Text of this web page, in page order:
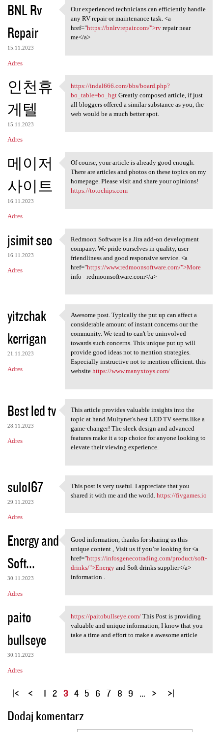
BNL Rv
Repair
15.11.2023
Adres
Our experienced technicians
Our experienced technicians can efficiently handle
any RV repair or maintenance task. <a
href="https://bnlrvrepair.com/">rvrepair near
me</a>
인천휴
게텔
15.11.2023
Adres
https://indal666.com/bbs
https://indal666.com/bbs/board.php?
bo_table=bo_hgtGreatly composed article, if just
all bloggers offered a similar substance as you, the
web would be a much better spot.
메이저
사이트
16.11.2023
Adres
Of course, your article is
Of course, your article is already good enough.
There are articles and photos on these topics on my
homepage. Please visit and share your opinions!
https://totochips.com
jsimit seo
16.11.2023
Adres
Redmoon Software is a Jira
Redmoon Software is a Jira add-on development
company. We pride ourselves in quality, user
friendliness and good responsive service. <a
href="https://www.redmoonsoftware.com/">More
info - redmoonsoftware.com</a>
yitzchak
kerrigan
21.11.2023
Adres
Awesome post. Typically the
Awesome post. Typically the put up can affect a
considerable amount of instant concerns our the
community. We tend to can't be uninvolved
towards such concerns. This unique put up will
provide good ideas not to mention strategies.
Especially instructive not to mention efficient. this
website https://www.manyxtoys.com/
Best led tv
28.11.2023
Adres
This article provides
This article provides valuable insights into the
topic at hand.Multynet's best LED TV seems like a
game-changer! The sleek design and advanced
features make it a top choice for anyone looking to
elevate their viewing experience.
sulo167
29.11.2023
Adres
This post is very useful. I
This post is very useful. I appreciate that you
shared it with me and the world. https://fivgames.io
Energy and
Soft...
30.11.2023
Adres
Good information, thanks for
Good information, thanks for sharing us this
unique content , Visit us if you’re looking for <a
href="https://infosgenecotrading.com/product/soft-
drinks/">Energyand Soft drinks supplier</a>
information .
paito
bullseye
30.11.2023
Adres
https://paitobullseye.com/
https://paitobullseye.com/This Post is providing
valuable and unique information, I know that you
take a time and effort to make a awesome article
S
r
1 2 3 4 5 6 7 8 9 …
Dodaj komentarz